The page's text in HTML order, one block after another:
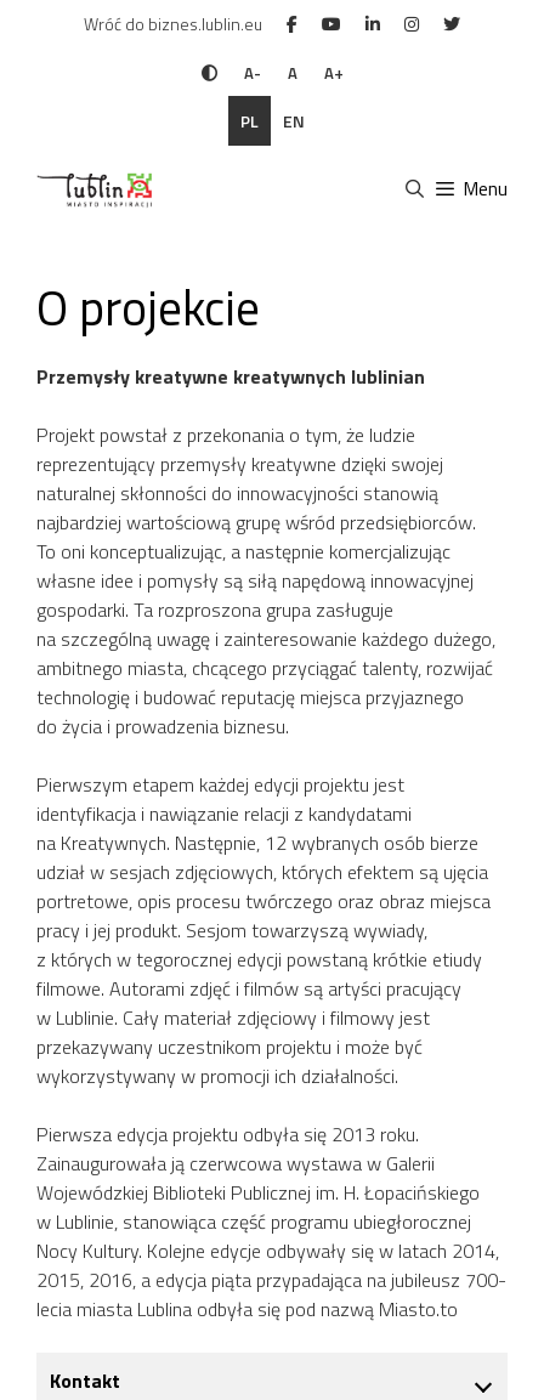
Wróć do biznes.lublin.eu
A- A A+
PL EN
Menu
O projekcie
Przemysły kreatywne kreatywnych lublinian
Projekt powstał z przekonania o tym, że ludzie
reprezentujący przemysły kreatywne dzięki swojej
naturalnej skłonności do innowacyjności stanowią
najbardziej wartościową grupę wśród przedsiębiorców.
To oni konceptualizując, a następnie komercjalizując
własne idee i pomysły są siłą napędową innowacyjnej
gospodarki. Ta rozproszona grupa zasługuje
na szczególną uwagę i zainteresowanie każdego dużego,
ambitnego miasta, chcącego przyciągać talenty, rozwijać
technologię i budować reputację miejsca przyjaznego
do życia i prowadzenia biznesu.
Pierwszym etapem każdej edycji projektu jest
identyfikacja i nawiązanie relacji z kandydatami
na Kreatywnych. Następnie, 12 wybranych osób bierze
udział w sesjach zdjęciowych, których efektem są ujęcia
portretowe, opis procesu twórczego oraz obraz miejsca
pracy i jej produkt. Sesjom towarzyszą wywiady,
z których w tegorocznej edycji powstaną krótkie etiudy
filmowe. Autorami zdjęć i filmów są artyści pracujący
w Lublinie. Cały materiał zdjęciowy i filmowy jest
przekazywany uczestnikom projektu i może być
wykorzystywany w promocji ich działalności.
Pierwsza edycja projektu odbyła się 2013 roku.
Zainaugurowała ją czerwcowa wystawa w Galerii
Wojewódzkiej Biblioteki Publicznej im. H. Łopacińskiego
w Lublinie, stanowiąca część programu ubiegłorocznej
Nocy Kultury. Kolejne edycje odbywały się w latach 2014,
2015, 2016, a edycja piąta przypadająca na jubileusz 700-
lecia miasta Lublina odbyła się pod nazwą Miasto.to
Kontakt